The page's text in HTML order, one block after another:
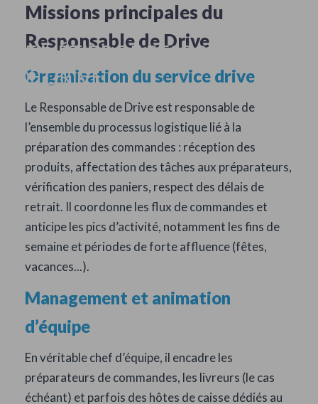
LE MÉTIER DE RESPONSABLE
DE DRIVE
Missions principales du
Responsable de Drive
Organisation du service drive
Le Responsable de Drive est responsable de
l’ensemble du processus logistique lié à la
préparation des commandes : réception des
produits, affectation des tâches aux préparateurs,
vérification des paniers, respect des délais de
retrait. Il coordonne les flux de commandes et
anticipe les pics d’activité, notamment les fins de
semaine et périodes de forte affluence (fêtes,
vacances...).
Management et animation
d’équipe
En véritable chef d’équipe, il encadre les
préparateurs de commandes, les livreurs (le cas
échéant) et parfois des hôtes de caisse dédiés au